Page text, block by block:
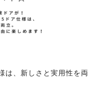
は、新しさと実用性を両